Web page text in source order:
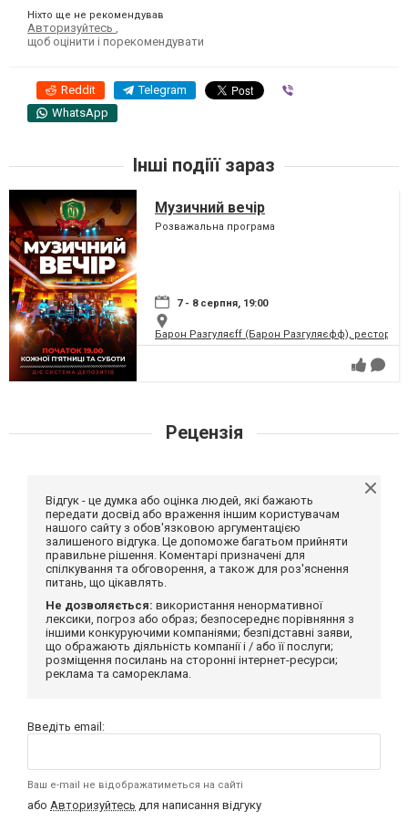
Ніхто ще не рекомендував
Авторизуйтесь
щоб оцінити і порекомендувати
Reddit Telegram
WhatsApp
Інші подіїї зараз
Музичний вечір
Розважальна програма
7 - 8 серпня, 19:00
Барон Разгуляєff (Барон Разгуляєфф),
Рецензія
Відгук - це думка або оцінка людей, які бажають
передати досвід або враження іншим користувачам
нашого сайту з обов'язковою аргументацією
залишеного відгука. Це допоможе багатьом прийняти
правильне рішення. Коментарі призначені для
спілкування та обговорення, а також для роз'яснення
питань, що цікавлять.
Не дозволяється: використання ненормативної
лексики, погроз або образ; безпосереднє порівняння з
іншими конкуруючими компаніями; безпідставні заяви,
що ображають діяльність компанії і / або її послуги;
розміщення посилань на сторонні інтернет-ресурси;
реклама та самореклама.
Введіть email:
Ваш e-mail не відображатиметься на сайті
або Авторизуйтесь для написання відгуку